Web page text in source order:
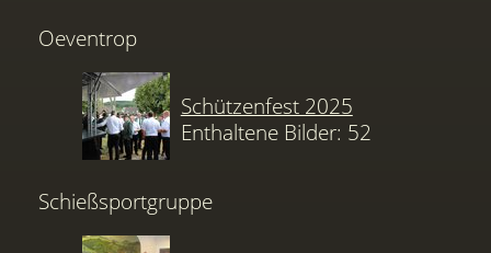
Oeventrop
Schützenfest 2025
Enthaltene Bilder: 52
Schießsportgruppe